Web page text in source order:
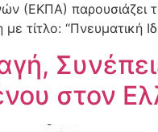
(ΕΚΠΑ)
τίτλο: “Πνευματική
στον